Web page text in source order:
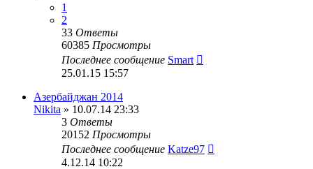
1
2
33 Ответы
60385 Просмотры
Последнее сообщение Smart
25.01.15 15:57
Азербайджан 2014
Nikita » 10.07.14 23:33
3 Ответы
20152 Просмотры
Последнее сообщение Katze97
4.12.14 10:22